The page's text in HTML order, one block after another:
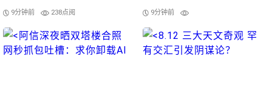
9分钟前 238点阅 9分钟前